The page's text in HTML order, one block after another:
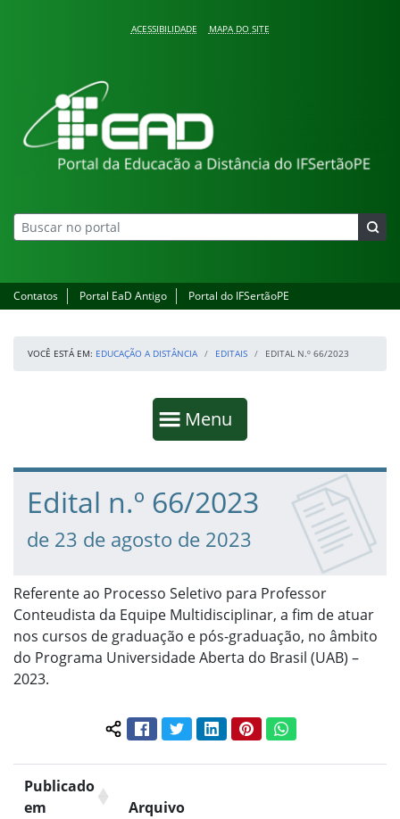
ACESSIBILIDADE MAPA DO SITE
Educação a Distância
Contatos Portal EaD Antigo Portal do IFSertãoPE
VOCÊ ESTÁ EM: EDUCAÇÃO A DISTÂNCIA EDITAIS EDITAL N.º 66/2023
Mostrar
Menu
Fim da navegação
Início do conteúdo
Edital n.º 66/2023
de 23 de agosto de 2023
Referente ao Processo Seletivo para Professor
Conteudista da Equipe Multidisciplinar, a fim de atuar
nos cursos de graduação e pós-graduação, no âmbito
do Programa Universidade Aberta do Brasil (UAB) –
2023.
Compartilhar conteúdo:
FacebookTwitterLinkedInPinterestWhatsApp
Publicado
em
Arquivo